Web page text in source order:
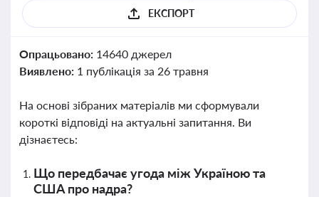
ЕКСПОРТ
Опрацьовано: 14640 джерел
Виявлено: 1 публікація за 26 травня
На основі зібраних матеріалів ми сформували
короткі відповіді на актуальні запитання. Ви
дізнаєтесь:
Що передбачає угода між Україною та
США про надра?